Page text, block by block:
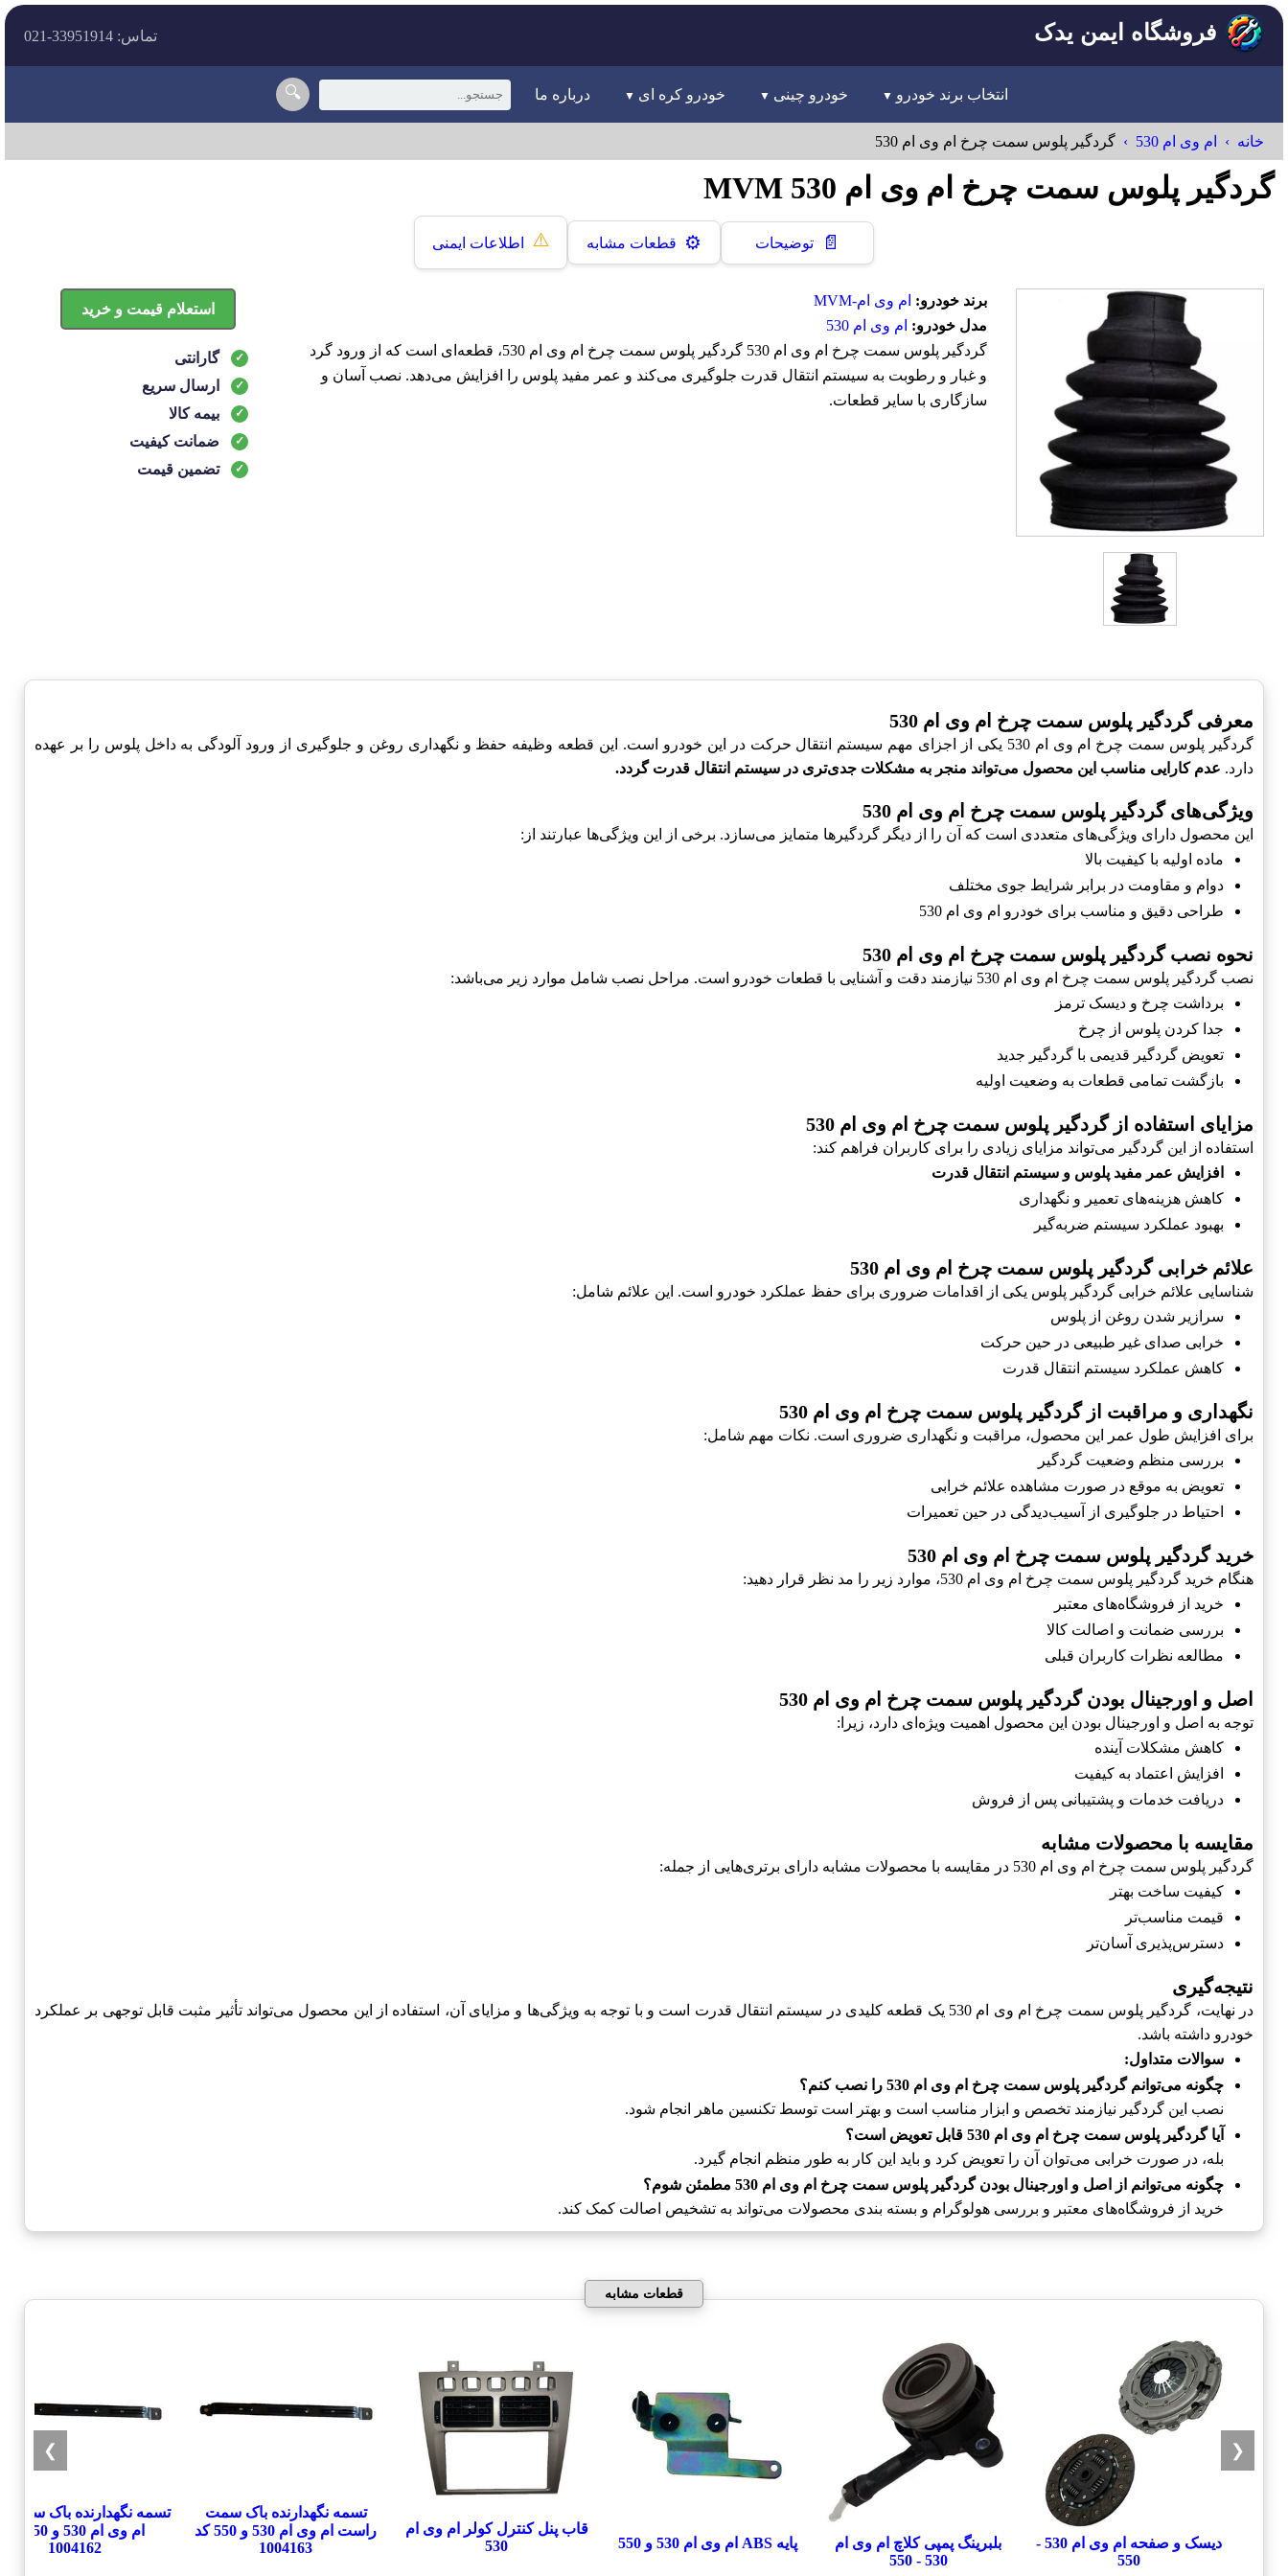
فروشگاه ایمن یدک تماس: 33951914-021
🔍 انتخاب برند خودرو خودرو چینی خودرو کره ای درباره ما
خانه ام وی ام 530 گردگير پلوس سمت چرخ ام وی ام 530
گردگير پلوس سمت چرخ ام وی ام 530 MVM
📄 توضیحات ⚙️ قطعات مشابه ⚠️ اطلاعات ایمنی
برند خودرو: ام وی ام-MVM
مدل خودرو: ام وی ام 530
گردگير پلوس سمت چرخ ام وی ام 530 گردگیر پلوس سمت چرخ ام وی ام 530، قطعه‌ای است که از ورود گرد
و غبار و رطوبت به سیستم انتقال قدرت جلوگیری می‌کند و عمر مفید پلوس را افزایش می‌دهد. نصب آسان و
سازگاری با سایر قطعات.
استعلام قیمت و خرید
گارانتی
ارسال سریع
بیمه کالا
ضمانت کیفیت
تضمین قیمت
معرفی گردگیر پلوس سمت چرخ ام وی ام 530
گردگیر پلوس سمت چرخ ام وی ام 530 یکی از اجزای مهم سیستم انتقال حرکت در این خودرو است. این قطعه وظیفه حفظ و نگهداری روغن و جلوگیری از ورود آلودگی به داخل پلوس را بر عهده
دارد. عدم کارایی مناسب این محصول می‌تواند منجر به مشکلات جدی‌تری در سیستم انتقال قدرت گردد.
ویژگی‌های گردگیر پلوس سمت چرخ ام وی ام 530
این محصول دارای ویژگی‌های متعددی است که آن را از دیگر گردگیرها متمایز می‌سازد. برخی از این ویژگی‌ها عبارتند از:
ماده اولیه با کیفیت بالا
دوام و مقاومت در برابر شرایط جوی مختلف
طراحی دقیق و مناسب برای خودرو ام وی ام 530
نحوه نصب گردگیر پلوس سمت چرخ ام وی ام 530
نصب گردگیر پلوس سمت چرخ ام وی ام 530 نیازمند دقت و آشنایی با قطعات خودرو است. مراحل نصب شامل موارد زیر می‌باشد:
برداشت چرخ و دیسک ترمز
جدا کردن پلوس از چرخ
تعویض گردگیر قدیمی با گردگیر جدید
بازگشت تمامی قطعات به وضعیت اولیه
مزایای استفاده از گردگیر پلوس سمت چرخ ام وی ام 530
استفاده از این گردگیر می‌تواند مزایای زیادی را برای کاربران فراهم کند:
افزایش عمر مفید پلوس و سیستم انتقال قدرت
کاهش هزینه‌های تعمیر و نگهداری
بهبود عملکرد سیستم ضربه‌گیر
علائم خرابی گردگیر پلوس سمت چرخ ام وی ام 530
شناسایی علائم خرابی گردگیر پلوس یکی از اقدامات ضروری برای حفظ عملکرد خودرو است. این علائم شامل:
سرازیر شدن روغن از پلوس
خرابی صدای غیر طبیعی در حین حرکت
کاهش عملکرد سیستم انتقال قدرت
نگهداری و مراقبت از گردگیر پلوس سمت چرخ ام وی ام 530
برای افزایش طول عمر این محصول، مراقبت و نگهداری ضروری است. نکات مهم شامل:
بررسی منظم وضعیت گردگیر
تعویض به موقع در صورت مشاهده علائم خرابی
احتیاط در جلوگیری از آسیب‌دیدگی در حین تعمیرات
خرید گردگیر پلوس سمت چرخ ام وی ام 530
هنگام خرید گردگیر پلوس سمت چرخ ام وی ام 530، موارد زیر را مد نظر قرار دهید:
خرید از فروشگاه‌های معتبر
بررسی ضمانت و اصالت کالا
مطالعه نظرات کاربران قبلی
اصل و اورجینال بودن گردگیر پلوس سمت چرخ ام وی ام 530
توجه به اصل و اورجینال بودن این محصول اهمیت ویژه‌ای دارد، زیرا:
کاهش مشکلات آینده
افزایش اعتماد به کیفیت
دریافت خدمات و پشتیبانی پس از فروش
مقایسه با محصولات مشابه
گردگیر پلوس سمت چرخ ام وی ام 530 در مقایسه با محصولات مشابه دارای برتری‌هایی از جمله:
کیفیت ساخت بهتر
قیمت مناسب‌تر
دسترس‌پذیری آسان‌تر
نتیجه‌گیری
در نهایت، گردگیر پلوس سمت چرخ ام وی ام 530 یک قطعه کلیدی در سیستم انتقال قدرت است و با توجه به ویژگی‌ها و مزایای آن، استفاده از این محصول می‌تواند تأثیر مثبت قابل توجهی بر عملکرد
خودرو داشته باشد.
سوالات متداول:
چگونه می‌توانم گردگیر پلوس سمت چرخ ام وی ام 530 را نصب کنم؟
نصب این گردگیر نیازمند تخصص و ابزار مناسب است و بهتر است توسط تکنسین ماهر انجام شود.
آیا گردگیر پلوس سمت چرخ ام وی ام 530 قابل تعویض است؟
بله، در صورت خرابی می‌توان آن را تعویض کرد و باید این کار به طور منظم انجام گیرد.
چگونه می‌توانم از اصل و اورجینال بودن گردگیر پلوس سمت چرخ ام وی ام 530 مطمئن شوم؟
خرید از فروشگاه‌های معتبر و بررسی هولوگرام و بسته بندی محصولات می‌تواند به تشخیص اصالت کمک کند.
قطعات مشابه
دیسک و صفحه ام وی ام 530 -
550
بلبرینگ پمپی کلاچ ام وی ام
530 - 550
پایه ABS ام وی ام 530 و 550
قاب پنل کنترل کولر ام وی ام
530
تسمه نگهدارنده باک سمت
راست ام وی ام 530 و 550 کد
1004163
تسمه نگهدارنده باک
1004162
❮
❯